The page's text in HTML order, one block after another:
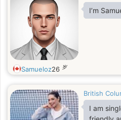
I’m
Samueloz26 岁
British
I am